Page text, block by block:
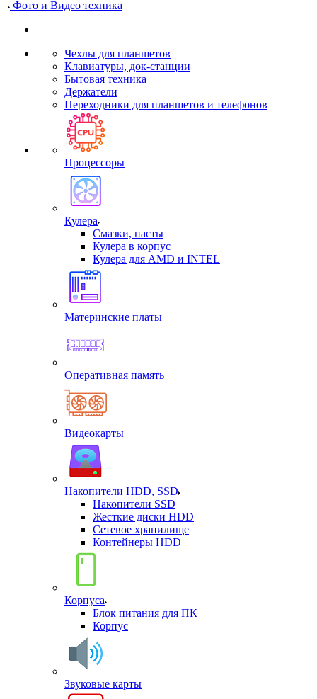
Фото и Видео техника
Чехлы для планшетов
Клавиатуры, док-станции
Бытовая техника
Держатели
Переходники для планшетов и телефонов
Процессоры
Кулера
Смазки, пасты
Кулера в корпус
Кулера для AMD и INTEL
Материнские платы
Оперативная память
Видеокарты
Накопители HDD, SSD
Накопители SSD
Жесткие диски HDD
Сетевое хранилище
Контейнеры HDD
Корпуса
Блок питания для ПК
Корпус
Звуковые карты